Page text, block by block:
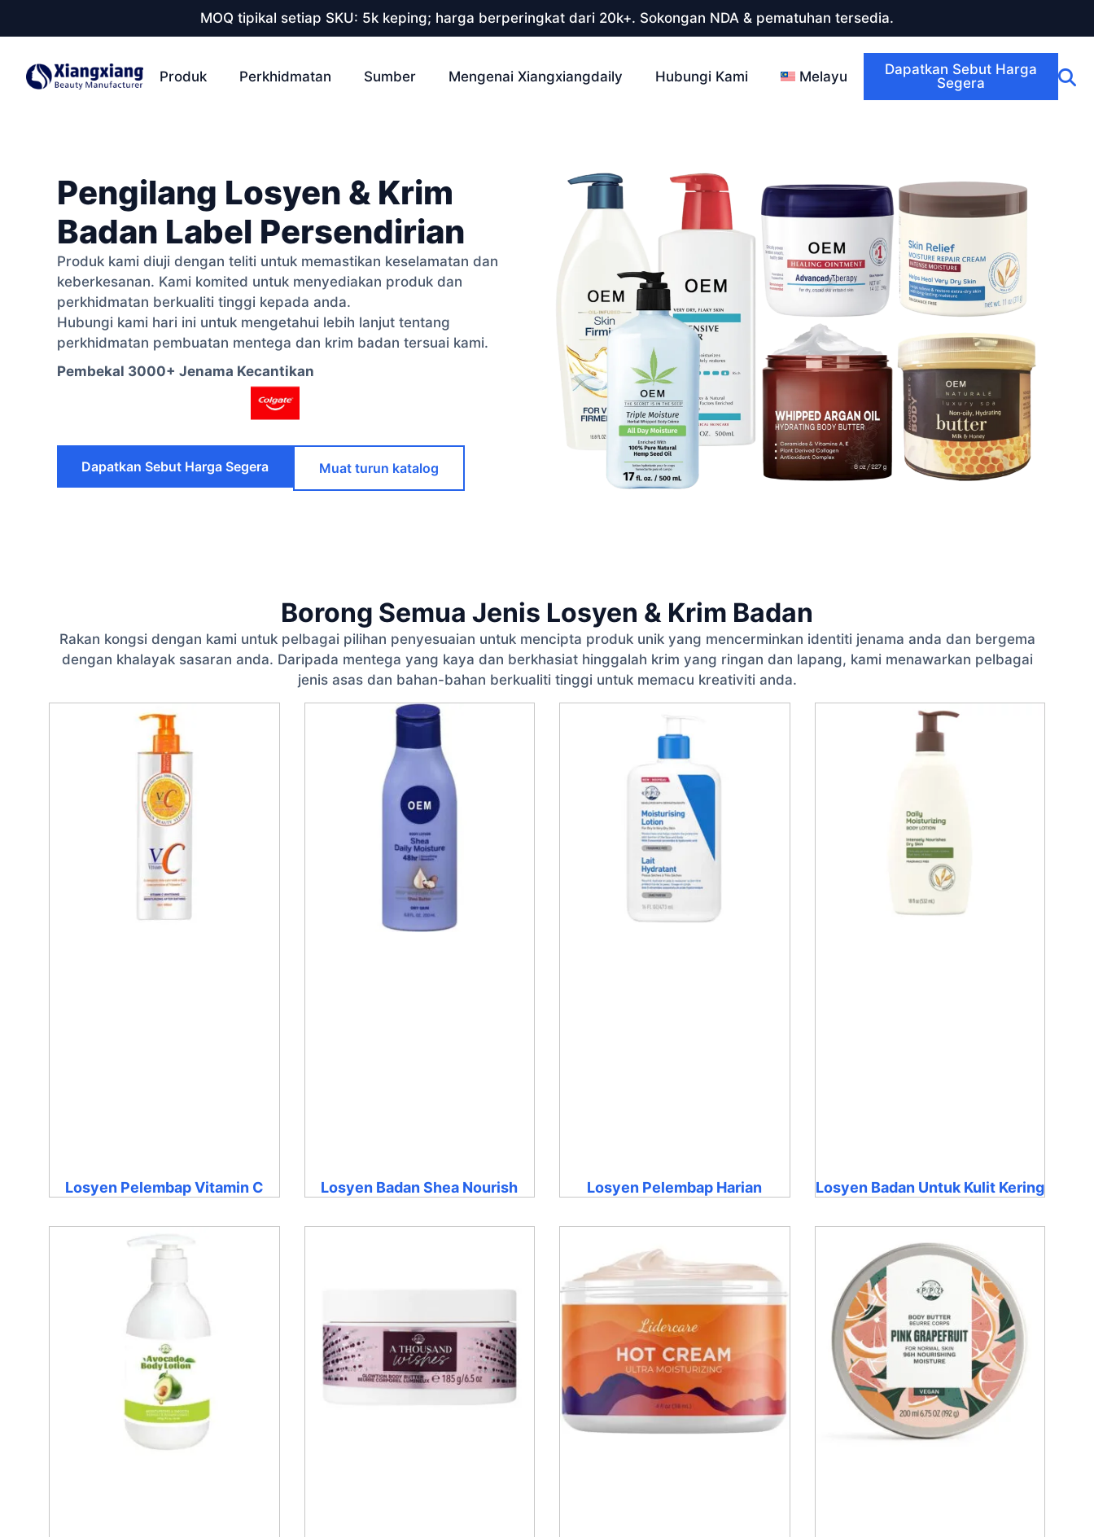
MOQ tipikal setiap SKU: 5k keping; harga berperingkat dari 20k+. Sokongan NDA & pematuhan tersedia.
Produk Perkhidmatan Sumber Mengenai Xiangxiangdaily Hubungi Kami Melayu
Dapatkan Sebut Harga
Segera
Pengilang Losyen & Krim
Badan Label Persendirian
Produk kami diuji dengan teliti untuk memastikan keselamatan dan
keberkesanan. Kami komited untuk menyediakan produk dan
perkhidmatan berkualiti tinggi kepada anda.
Hubungi kami hari ini untuk mengetahui lebih lanjut tentang
perkhidmatan pembuatan mentega dan krim badan tersuai kami.
Pembekal 3000+ Jenama Kecantikan
Dapatkan Sebut Harga Segera Muat turun katalog
Borong Semua Jenis Losyen & Krim Badan
Rakan kongsi dengan kami untuk pelbagai pilihan penyesuaian untuk mencipta produk unik yang mencerminkan identiti jenama anda dan bergema
dengan khalayak sasaran anda. Daripada mentega yang kaya dan berkhasiat hinggalah krim yang ringan dan lapang, kami menawarkan pelbagai
jenis asas dan bahan-bahan berkualiti tinggi untuk memacu kreativiti anda.
Losyen Pelembap Vitamin C Losyen Badan Shea Nourish Losyen Pelembap Harian Losyen Badan Untuk Kulit Kering